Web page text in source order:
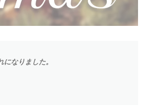
なりました。